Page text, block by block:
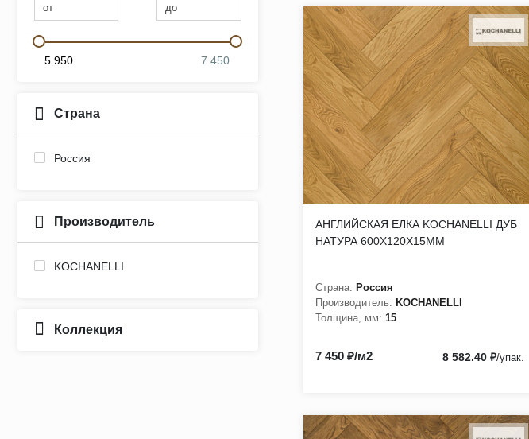
от до
5 950 7 450
Страна
Россия
Производитель
KOCHANELLI
Коллекция
АНГЛИЙСКАЯ ЕЛКА KOCHANELLI ДУБ
НАТУРА 600Х120Х15ММ
Страна: Россия
Производитель: KOCHANELLI
Толщина, мм: 15
7 450 ₽/м2 8 582.40 ₽/упак.